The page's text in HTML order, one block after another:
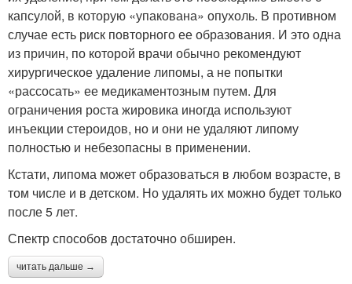
капсулой, в которую «упакована» опухоль. В противном
случае есть риск повторного ее образования. И это одна
из причин, по которой врачи обычно рекомендуют
хирургическое удаление липомы, а не попытки
«рассосать» ее медикаментозным путем. Для
ограничения роста жировика иногда используют
инъекции стероидов, но и они не удаляют липому
полностью и небезопасны в применении.
Кстати, липома может образоваться в любом возрасте, в
том числе и в детском. Но удалять их можно будет только
после 5 лет.
Спектр способов достаточно обширен.
читать дальше →